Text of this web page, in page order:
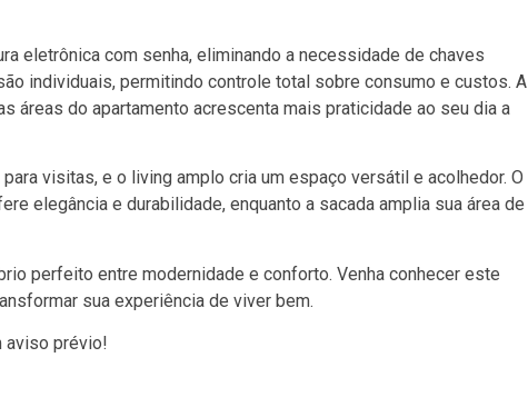
eletrônica com senha, eliminando a necessidade de chaves
individuais, permitindo controle total sobre consumo e custos. A
áreas do apartamento acrescenta mais praticidade ao seu dia a
visitas, e o living amplo cria um espaço versátil e acolhedor. O
elegância e durabilidade, enquanto a sacada amplia sua área de
perfeito entre modernidade e conforto. Venha conhecer este
sua experiência de viver bem.
aviso prévio!